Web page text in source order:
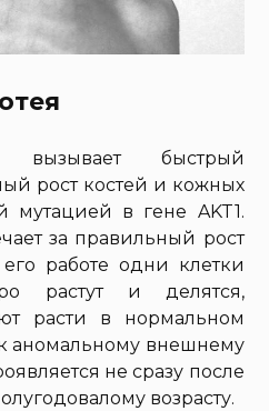
быстрый
рост костей и кожных
мутацией в гене AKT1.
за правильный рост
работе одни клетки
растут и делятся,
расти в нормальном
аномальному внешнему
не сразу после
возрасту.